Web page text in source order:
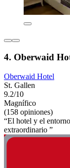
4. Oberwaid
Oberwaid Hotel
St. Gallen
9.2/10
Magnífico
(158 opiniones)
“El hotel y el
extraordinario ”